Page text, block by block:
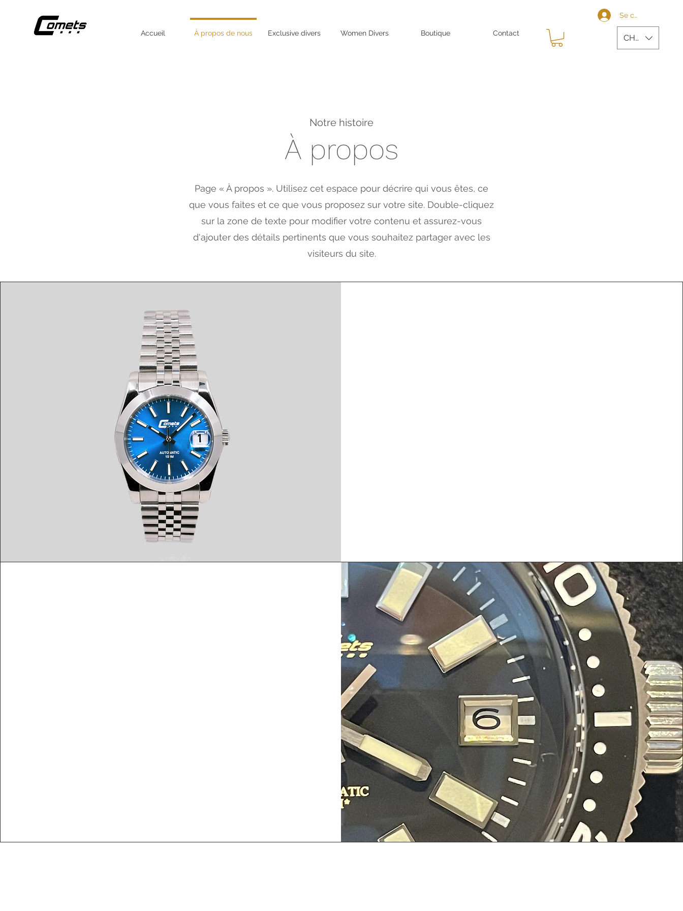
Accueil À propos de nous Exclusive divers Women Divers Boutique Contact
Se connecter
CHF (CHF)
Notre histoire
À propos
Page « À propos ». Utilisez cet espace pour décrire qui vous êtes, ce
que vous faites et ce que vous proposez sur votre site. Double-cliquez
sur la zone de texte pour modifier votre contenu et assurez-vous
d'ajouter des détails pertinents que vous souhaitez partager avec les
visiteurs du site.